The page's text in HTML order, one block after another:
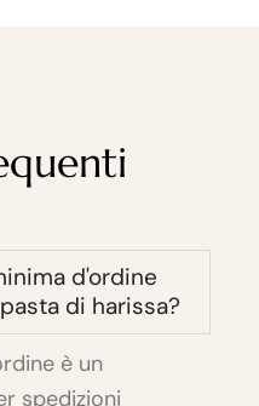
d'ordine
di harissa?
è un
spedizioni